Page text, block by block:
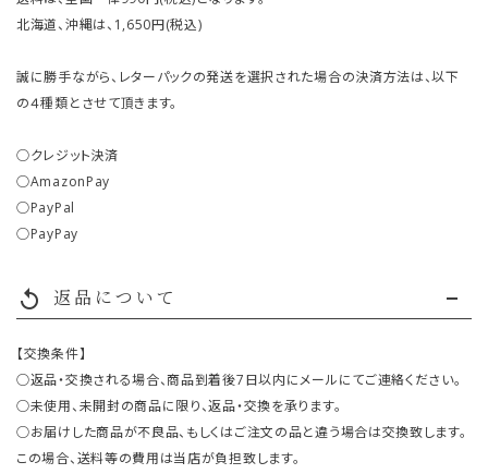
北海道、沖縄は、1,650円(税込)
誠に勝手ながら、レターパックの発送を選択された場合の決済方法は、以下
の４種類とさせて頂きます。
○クレジット決済
○AmazonPay
○PayPal
○PayPay
replay 返品について
【交換条件】
○返品・交換される場合、商品到着後7日以内にメールにてご連絡ください。
○未使用、未開封の商品に限り、返品・交換を承ります。
○お届けした商品が不良品、もしくはご注文の品と違う場合は交換致します。
この場合、送料等の費用は当店が負担致します。